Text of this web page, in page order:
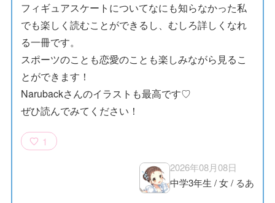
フィギュアスケートについてなにも知らなかった私
でも楽しく読むことができるし、むしろ詳しくなれ
る一冊です。
スポーツのことも恋愛のことも楽しみながら見るこ
とができます！
Narubackさんのイラストも最高です♡
ぜひ読んでみてください！
1
2026年08月08日
中学3年生 /女/ るあ